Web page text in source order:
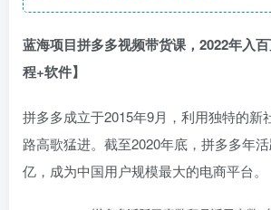
蓝海项目拼多多视频带货课，2022年入
程+软件】
拼多多成立于2015年9月，利用独特的新
路高歌猛进。截至2020年底，拼多多年
亿，成为中国用户规模最大的电商平台。